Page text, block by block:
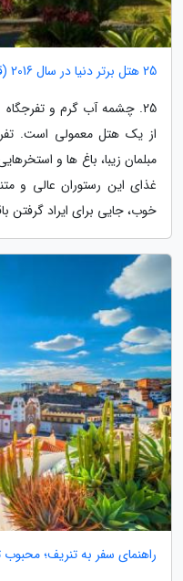
25 هتل برتر دنیا در سال 2016 (قسمت اول)
از یک هتل معمولی است.
مبلمان زیبا، باغ ها و
غذای این رستوران عالی و
خوب، جایی برای ایراد گرفتن
راهنمای سفر به تنریف؛ محبوب